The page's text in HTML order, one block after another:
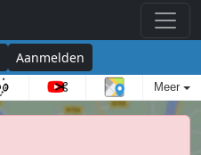
Aanmelden
Meer